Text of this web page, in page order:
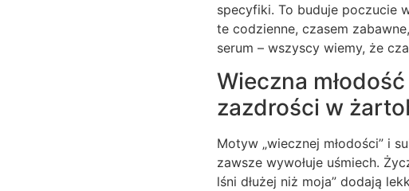
specyfiki. To buduje poczucie
te codzienne, czasem
serum – wszyscy wiemy, że
Wieczna
zazdrości w
Motyw „wiecznej młodości” i
zawsze wywołuje uśmiech.
lśni dłużej niż moja” dodają